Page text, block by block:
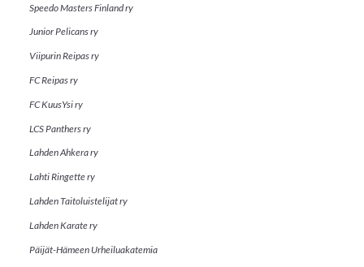
Speedo Masters Finland ry
Junior Pelicans ry
Viipurin Reipas ry
FC Reipas ry
FC KuusYsi ry
LCS Panthers ry
Lahden Ahkera ry
Lahti Ringette ry
Lahden Taitoluistelijat ry
Lahden Karate ry
Päijät-Hämeen Urheiluakatemia